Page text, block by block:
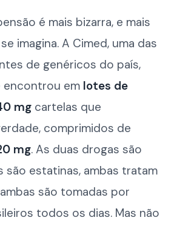
é mais bizarra, e mais
imagina. A Cimed, uma das
de genéricos do país,
encontrou em lotes de
mg cartelas que
comprimidos de
mg. As duas drogas são
são estatinas, ambas tratam
são tomadas por
todos os dias. Mas não